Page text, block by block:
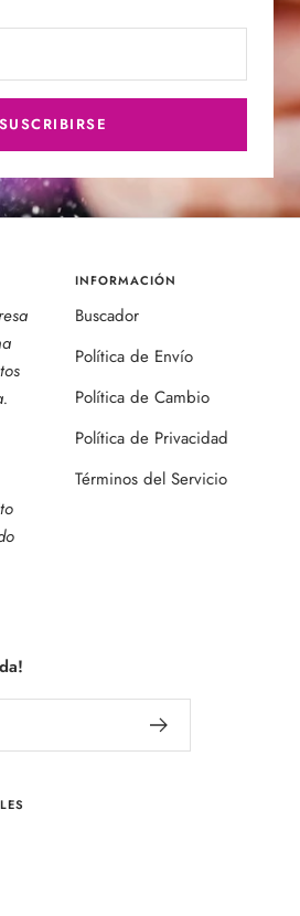
SUSCRIBIRSE
INFORMACIÓN
Buscador
Política de Envío
Política de Cambio
Política de Privacidad
Términos del Servicio